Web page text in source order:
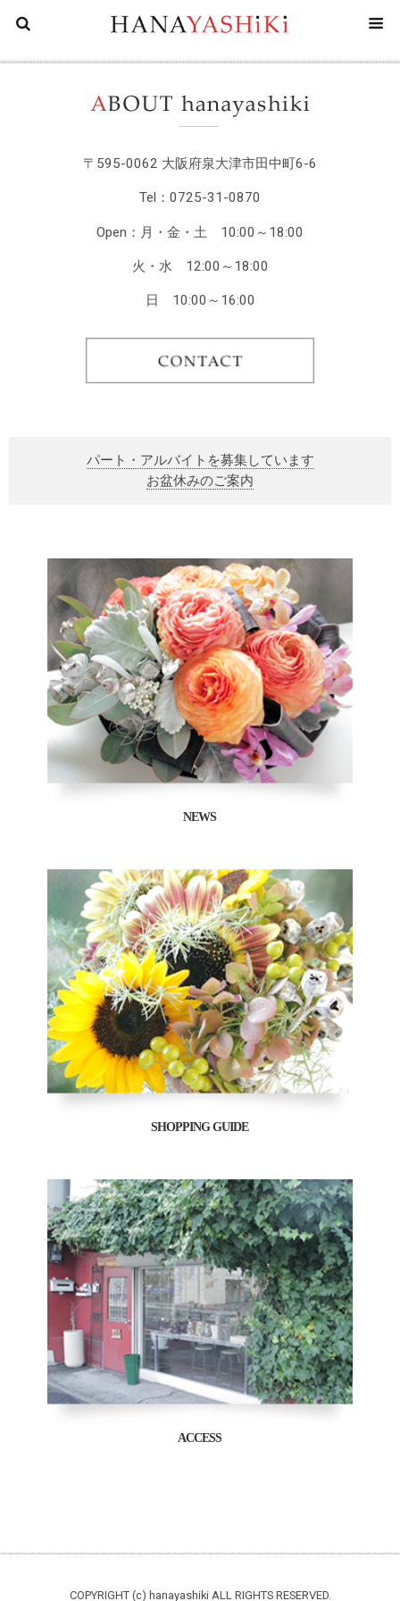
花屋四季
〒595-0062 大阪府泉大津市田中町6-6
Tel：0725-31-0870
Open：月・金・土 10:00～18:00
火・水 12:00～18:00
日 10:00～16:00
パート・アルバイトを募集しています
お盆休みのご案内
NEWS
SHOPPING GUIDE
ACCESS
COPYRIGHT (c) hanayashiki ALL RIGHTS RESERVED.